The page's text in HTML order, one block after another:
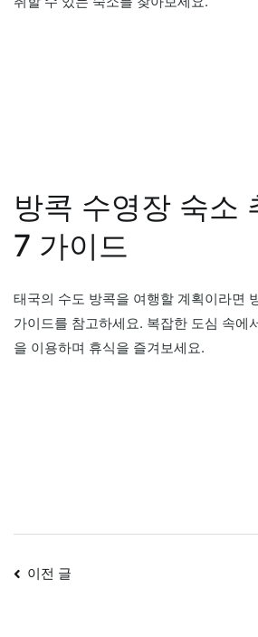
방콕 수영장 숙소
7 가이드
태국의 수도 방콕을 여행할 계획이라면
가이드를 참고하세요. 복잡한 도심 속에
을 이용하며 휴식을 즐겨보세요.
글이전 글